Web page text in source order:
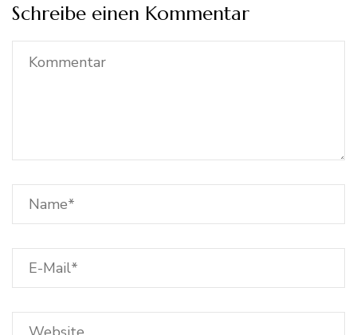
Schreibe einen Kommentar